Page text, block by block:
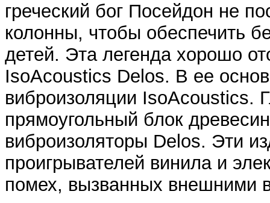
греческий бог Посейдон не
колонны, чтобы обеспечить
детей. Эта легенда хорошо
IsoAcoustics Delos. В ее
виброизоляции IsoAcoustics.
прямоугольный блок
виброизоляторы Delos. Эти
проигрывателей винила и
помех, вызванных внешними